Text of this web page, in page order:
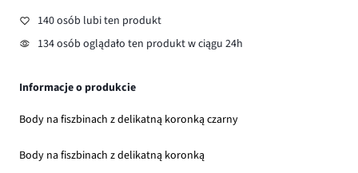
140 osób lubi ten produkt
134 osób oglądało ten produkt w ciągu 24h
Informacje o produkcie
Body na fiszbinach z delikatną koronką czarny
Body na fiszbinach z delikatną koronką